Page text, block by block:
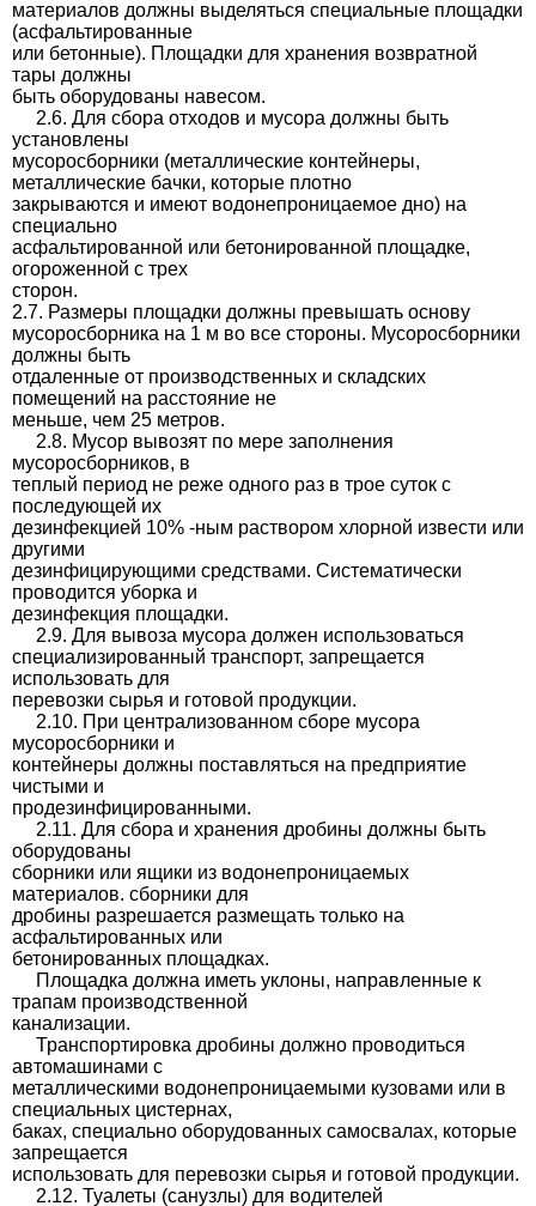
материалов должны выделяться специальные площадки
(асфальтированные
или бетонные). Площадки для хранения возвратной
тары должны
быть оборудованы навесом.
2.6. Для сбора отходов и мусора должны быть
установлены
мусоросборники (металлические контейнеры,
металлические бачки, которые плотно
закрываются и имеют водонепроницаемое дно) на
специально
асфальтированной или бетонированной площадке,
огороженной с трех
сторон.
2.7. Размеры площадки должны превышать основу
мусоросборника на 1 м во все стороны. Мусоросборники
должны быть
отдаленные от производственных и складских
помещений на расстояние не
меньше, чем 25 метров.
2.8. Мусор вывозят по мере заполнения
мусоросборников, в
теплый период не реже одного раз в трое суток с
последующей их
дезинфекцией 10% -ным раствором хлорной извести или
другими
дезинфицирующими средствами. Систематически
проводится уборка и
дезинфекция площадки.
2.9. Для вывоза мусора должен использоваться
специализированный транспорт, запрещается
использовать для
перевозки сырья и готовой продукции.
2.10. При централизованном сборе мусора
мусоросборники и
контейнеры должны поставляться на предприятие
чистыми и
продезинфицированными.
2.11. Для сбора и хранения дробины должны быть
оборудованы
сборники или ящики из водонепроницаемых
материалов. сборники для
дробины разрешается размещать только на
асфальтированных или
бетонированных площадках.
Площадка должна иметь уклоны, направленные к
трапам производственной
канализации.
Транспортировка дробины должно проводиться
автомашинами с
металлическими водонепроницаемыми кузовами или в
специальных цистернах,
баках, специально оборудованных самосвалах, которые
запрещается
использовать для перевозки сырья и готовой продукции.
2.12. Туалеты (санузлы) для водителей